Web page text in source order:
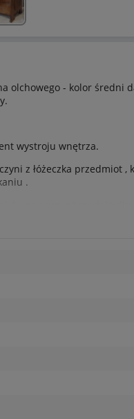
olchowego - kolor średni
wystroju wnętrza.
z łóżeczka przedmiot ,
.